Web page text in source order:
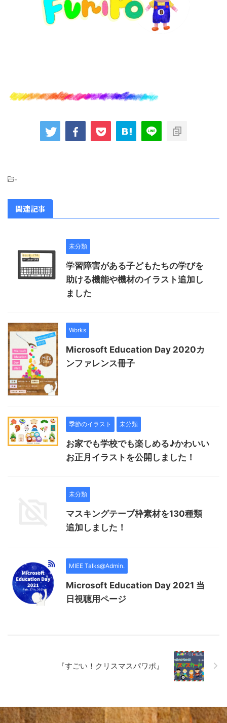
-
関連記事
未分類
学習障害がある子どもたちの学びを
助ける機能や機材のイラスト追加し
ました
Works
Microsoft Education Day 2020カ
ンファレンス冊子
季節のイラスト 未分類
お家でも学校でも楽しめる♪かわいい
お正月イラストを公開しました！
未分類
マスキングテープ枠素材を130種類
追加しました！
MIEE Talks@Admin.
Microsoft Education Day 2021 当
日視聴用ページ
『すごい！クリスマスパワポ』